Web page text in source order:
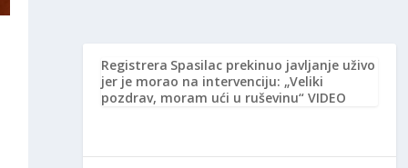
Registrera Spasilac prekinuo javljanje uživo
jer je morao na intervenciju: „Veliki
pozdrav, moram ući u ruševinu“ VIDEO